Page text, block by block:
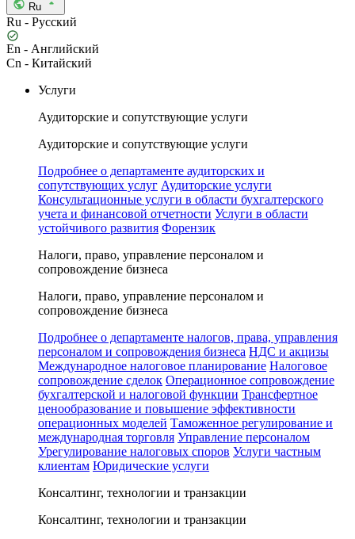
Ru
Ru - Русский
En - Английский
Cn - Китайский
Услуги
Аудиторские и сопутствующие услуги
Аудиторские и сопутствующие услуги
Подробнее о департаменте аудиторских и
сопутствующих услуг Аудиторские услуги
Консультационные услуги в области бухгалтерского
учета и финансовой отчетности Услуги в области
устойчивого развития Форензик
Налоги, право, управление персоналом и
сопровождение бизнеса
Налоги, право, управление персоналом и
сопровождение бизнеса
Подробнее о департаменте налогов, права, управления
персоналом и сопровождения бизнеса НДС и акцизы
Международное налоговое планирование Налоговое
сопровождение сделок Операционное сопровождение
бухгалтерской и налоговой функции Трансфертное
ценообразование и повышение эффективности
операционных моделей Таможенное регулирование и
международная торговля Управление персоналом
Урегулирование налоговых споров Услуги частным
клиентам Юридические услуги
Консалтинг, технологии и транзакции
Консалтинг, технологии и транзакции